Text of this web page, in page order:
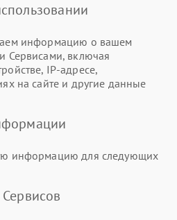
информацию о вашем
Сервисами, включая
IP-адресе,
на сайте и другие данные
информацию для следующих